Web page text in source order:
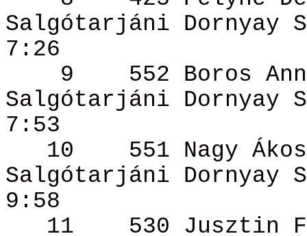
Salgótarjáni Dornyay
7:26
9
552 Boros
Salgótarjáni Dornyay
7:53
10
551 Nagy
Salgótarjáni Dornyay
9:58
11
530 Jusztin